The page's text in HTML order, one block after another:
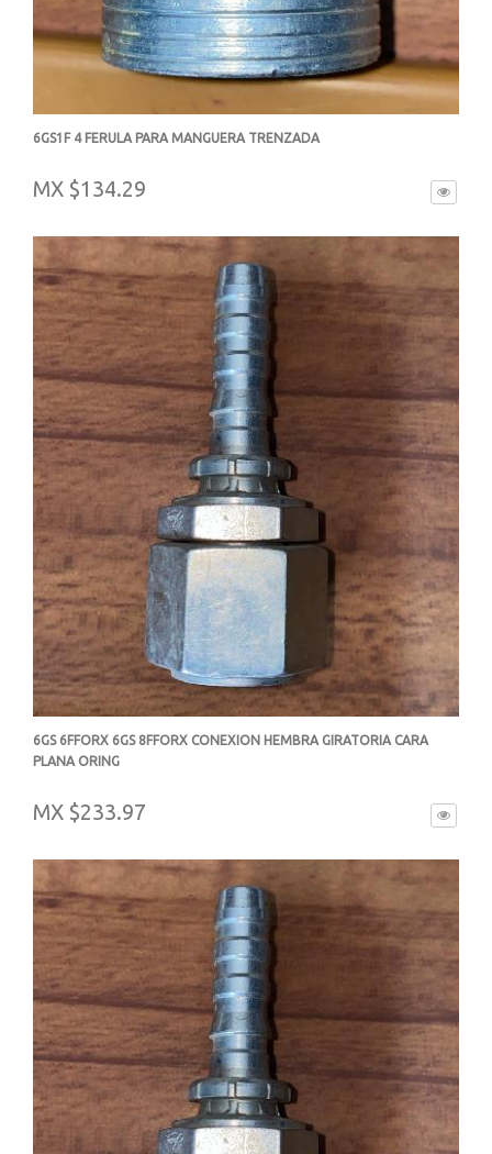
6GS1F 4 FERULA PARA MANGUERA TRENZADA
MX $134.29
6GS 6FFORX 6GS 8FFORX CONEXION HEMBRA GIRATORIA CARA
PLANA ORING
MX $233.97